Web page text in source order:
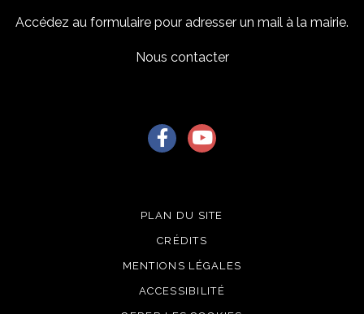
Accédez au formulaire pour adresser un mail à la mairie.
Nous contacter
Lien vers le compte Facebook
Lien vers la chaîne
PLAN DU SITE
CRÉDITS
MENTIONS LÉGALES
ACCESSIBILITÉ